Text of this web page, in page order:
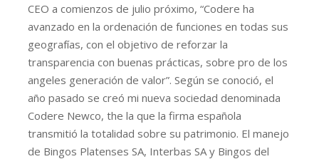
CEO a comienzos de julio próximo, “Codere ha
avanzado en la ordenación de funciones en todas sus
geografías, con el objetivo de reforzar la
transparencia con buenas prácticas, sobre pro de los
angeles generación de valor”. Según se conoció, el
año pasado se creó mi nueva sociedad denominada
Codere Newco, the la que la firma española
transmitió la totalidad sobre su patrimonio. El manejo
de Bingos Platenses SA, Interbas SA y Bingos del